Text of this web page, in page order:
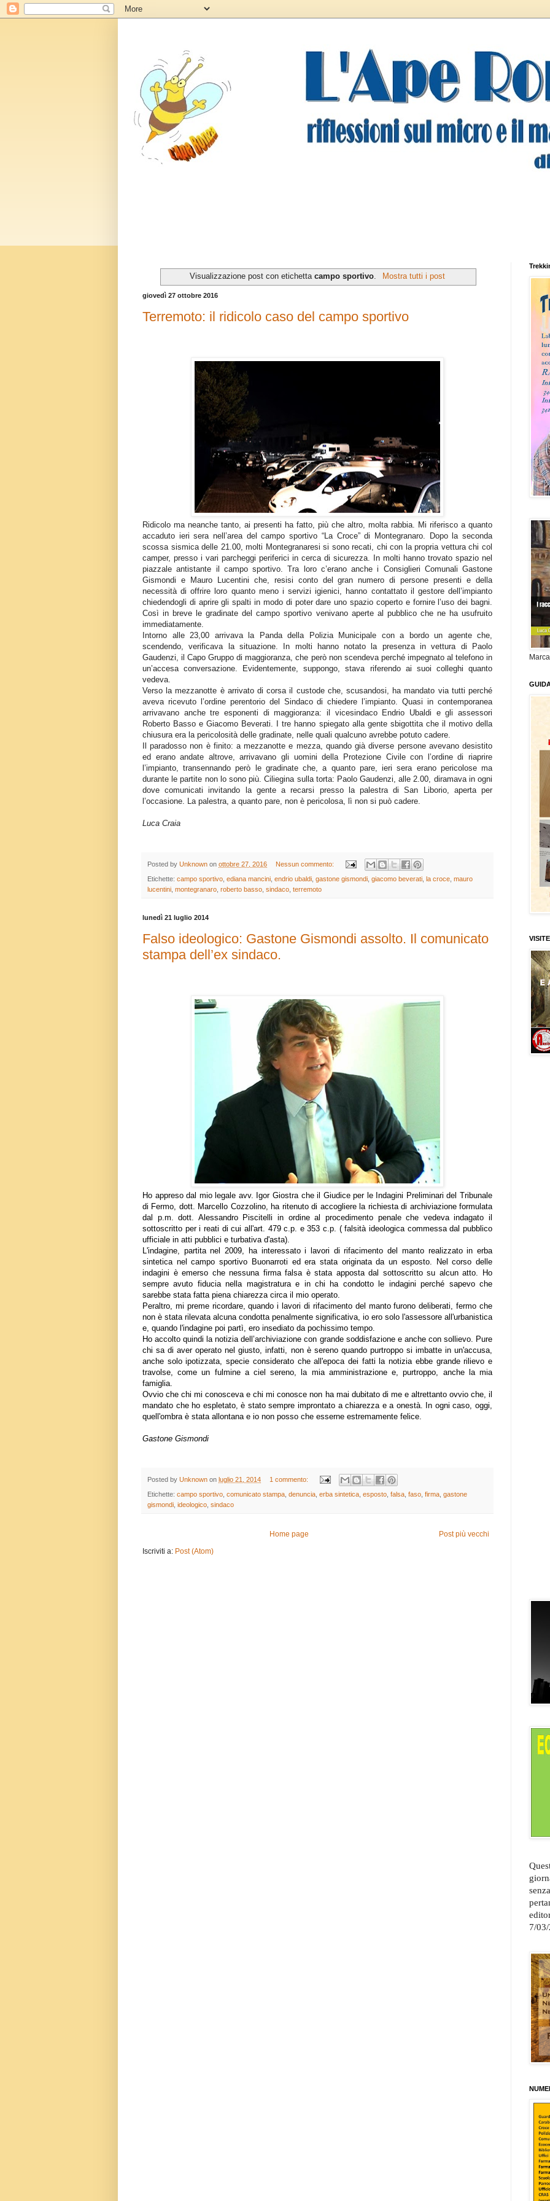
Visualizzazione post con etichettacampo sportivo Mostra tutti i post
giovedì 27 ottobre 2016
Terremoto: il ridicolo caso del campo sportivo
Ridicolo ma neanche tanto, ai presenti ha fatto, più che altro, molta rabbia. Mi riferisco a quanto
accaduto ieri sera nell’area del campo sportivo “La Croce” di Montegranaro. Dopo la seconda
scossa sismica delle 21.00, molti Montegranaresi si sono recati, chi con la propria vettura chi col
camper, presso i vari parcheggi periferici in cerca di sicurezza. In molti hanno trovato spazio nel
piazzale antistante il campo sportivo. Tra loro c’erano anche i Consiglieri Comunali Gastone
Gismondi e Mauro Lucentini che, resisi conto del gran numero di persone presenti e della
necessità di offrire loro quanto meno i servizi igienici, hanno contattato il gestore dell’impianto
chiedendogli di aprire gli spalti in modo di poter dare uno spazio coperto e fornire l’uso dei bagni.
Così in breve le gradinate del campo sportivo venivano aperte al pubblico che ne ha usufruito
immediatamente.
Intorno alle 23,00 arrivava la Panda della Polizia Municipale con a bordo un agente che,
scendendo, verificava la situazione. In molti hanno notato la presenza in vettura di Paolo
Gaudenzi, il Capo Gruppo di maggioranza, che però non scendeva perché impegnato al telefono in
un’accesa conversazione. Evidentemente, suppongo, stava riferendo ai suoi colleghi quanto
vedeva.
Verso la mezzanotte è arrivato di corsa il custode che, scusandosi, ha mandato via tutti perché
aveva ricevuto l’ordine perentorio del Sindaco di chiedere l’impianto. Quasi in contemporanea
arrivavano anche tre esponenti di maggioranza: il vicesindaco Endrio Ubaldi e gli assessori
Roberto Basso e Giacomo Beverati. I tre hanno spiegato alla gente sbigottita che il motivo della
chiusura era la pericolosità delle gradinate, nelle quali qualcuno avrebbe potuto cadere.
Il paradosso non è finito: a mezzanotte e mezza, quando già diverse persone avevano desistito
ed erano andate altrove, arrivavano gli uomini della Protezione Civile con l’ordine di riaprire
l’impianto, transennando però le gradinate che, a quanto pare, ieri sera erano pericolose ma
durante le partite non lo sono più. Ciliegina sulla torta: Paolo Gaudenzi, alle 2.00, diramava in ogni
dove comunicati invitando la gente a recarsi presso la palestra di San Liborio, aperta per
l’occasione. La palestra, a quanto pare, non è pericolosa, lì non si può cadere.
Luca Craia
Posted by Unknown on ottobre 27, 2016 Nessun commento:
Etichette: campo sportivo ediana mancini endrio ubaldi gastone gismondi giacomo beverati la croce mauro
lucentini montegranaro roberto basso sindaco terremoto
lunedì 21 luglio 2014
Falso ideologico: Gastone Gismondi assolto. Il comunicato
stampa dell’ex sindaco.
Ho appreso dal mio legale avv. Igor Giostra che il Giudice per le Indagini Preliminari del Tribunale
di Fermo, dott. Marcello Cozzolino, ha ritenuto di accogliere la richiesta di archiviazione formulata
dal p.m. dott. Alessandro Piscitelli in ordine al procedimento penale che vedeva indagato il
sottoscritto per i reati di cui all'art. 479 c.p. e 353 c.p. ( falsità ideologica commessa dal pubblico
ufficiale in atti pubblici e turbativa d'asta).
L'indagine, partita nel 2009, ha interessato i lavori di rifacimento del manto realizzato in erba
sintetica nel campo sportivo Buonarroti ed era stata originata da un esposto. Nel corso delle
indagini è emerso che nessuna firma falsa è stata apposta dal sottoscritto su alcun atto. Ho
sempre avuto fiducia nella magistratura e in chi ha condotto le indagini perché sapevo che
sarebbe stata fatta piena chiarezza circa il mio operato.
Peraltro, mi preme ricordare, quando i lavori di rifacimento del manto furono deliberati, fermo che
non è stata rilevata alcuna condotta penalmente significativa, io ero solo l'assessore all'urbanistica
e, quando l'indagine poi partì, ero insediato da pochissimo tempo.
Ho accolto quindi la notizia dell’archiviazione con grande soddisfazione e anche con sollievo. Pure
chi sa di aver operato nel giusto, infatti, non è sereno quando purtroppo si imbatte in un'accusa,
anche solo ipotizzata, specie considerato che all'epoca dei fatti la notizia ebbe grande rilievo e
travolse, come un fulmine a ciel sereno, la mia amministrazione e, purtroppo, anche la mia
famiglia.
Ovvio che chi mi conosceva e chi mi conosce non ha mai dubitato di me e altrettanto ovvio che, il
mandato che ho espletato, è stato sempre improntato a chiarezza e a onestà. In ogni caso, oggi,
quell'ombra è stata allontana e io non posso che esserne estremamente felice.
Gastone Gismondi
Posted by Unknown on luglio 21, 2014 1 commento:
Etichette: campo sportivo comunicato stampa denuncia erba sintetica esposto falsa faso firma gastone
gismondi ideologico sindaco
Post più vecchi
Home page
Iscriviti a: Post (Atom)
Marca
VISITE
7/